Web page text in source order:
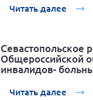
Читать далее
Севастопольское
Общероссийской
инвалидов-
Читать далее